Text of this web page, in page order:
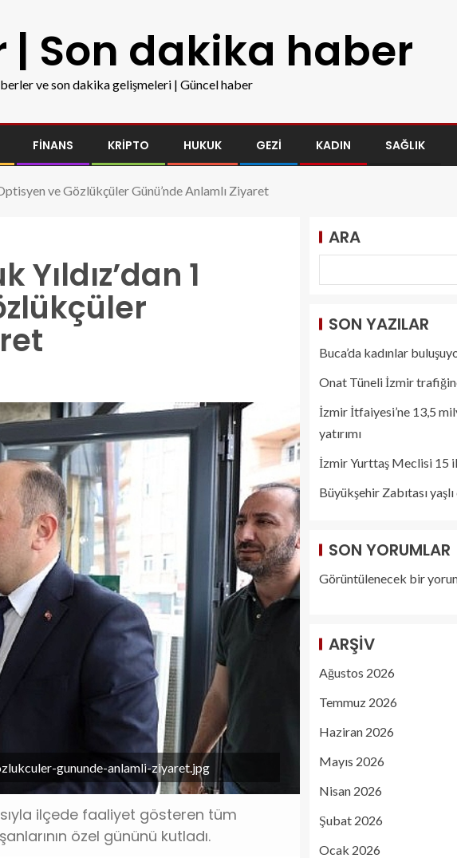
| Son dakika haber
ve son dakika gelişmeleri | Güncel haber
FINANS KRIPTO HUKUK GEZI KADIN SAĞLIK
ve Gözlükçüler Günü’nde Anlamlı Ziyaret
1
gununde-anlamli-ziyaret.jpg
ilçede faaliyet gösteren tüm
özel gününü kutladı.
ARA
SON YAZILAR
Buca’da kadınlar
Onat Tüneli İzmir
İzmir İtfaiyesi’ne 13,5
yatırımı
İzmir Yurttaş Meclisi 15
Büyükşehir Zabıtası
SON YORUMLAR
Görüntülenecek bir
ARŞIV
Ağustos 2026
Temmuz 2026
Haziran 2026
Mayıs 2026
Nisan 2026
Şubat 2026
Ocak 2026